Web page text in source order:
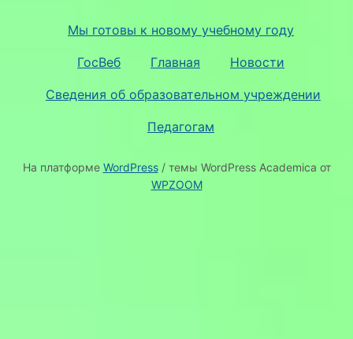
Мы готовы к новому учебному году
ГосВеб Главная Новости
Сведения об образовательном учреждении
Педагогам
На платформе WordPress/ темы WordPress Academica от
WPZOOM